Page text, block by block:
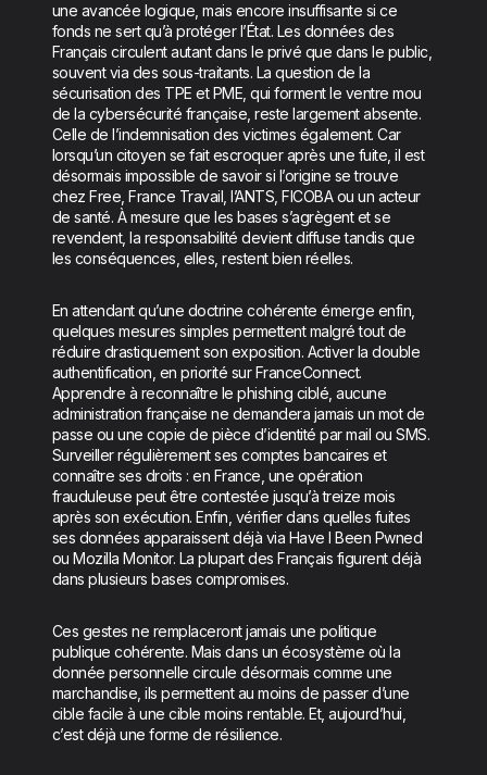
une avancée logique, mais encore insuffisante si ce
fonds ne sert qu’à protéger l’État. Les données des
Français circulent autant dans le privé que dans le public,
souvent via des sous-traitants. La question de la
sécurisation des TPE et PME, qui forment le ventre mou
de la cybersécurité française, reste largement absente.
Celle de l’indemnisation des victimes également. Car
lorsqu’un citoyen se fait escroquer après une fuite, il est
désormais impossible de savoir si l’origine se trouve
chez Free, France Travail, l’ANTS, FICOBA ou un acteur
de santé. À mesure que les bases s’agrègent et se
revendent, la responsabilité devient diffuse tandis que
les conséquences, elles, restent bien réelles.
En attendant qu’une doctrine cohérente émerge enfin,
quelques mesures simples permettent malgré tout de
réduire drastiquement son exposition. Activer la double
authentification, en priorité sur FranceConnect.
Apprendre à reconnaître le phishing ciblé, aucune
administration française ne demandera jamais un mot de
passe ou une copie de pièce d’identité par mail ou SMS.
Surveiller régulièrement ses comptes bancaires et
connaître ses droits : en France, une opération
frauduleuse peut être contestée jusqu’à treize mois
après son exécution. Enfin, vérifier dans quelles fuites
ses données apparaissent déjà via Have I Been Pwned
ou Mozilla Monitor. La plupart des Français figurent déjà
dans plusieurs bases compromises.
Ces gestes ne remplaceront jamais une politique
publique cohérente. Mais dans un écosystème où la
donnée personnelle circule désormais comme une
marchandise, ils permettent au moins de passer d’une
cible facile à une cible moins rentable. Et, aujourd’hui,
c’est déjà une forme de résilience.